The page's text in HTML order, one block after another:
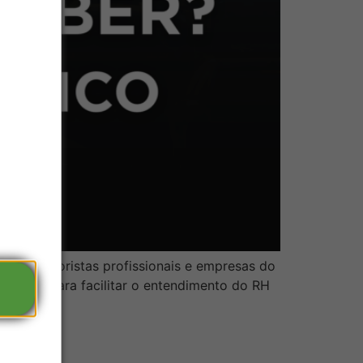
motoristas profissionais e empresas do
Para facilitar o entendimento do RH